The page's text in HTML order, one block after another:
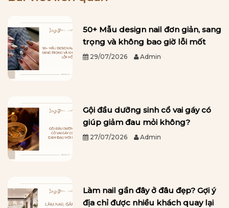
50+ Mẫu design nail đơn giản, sang
trọng và không bao giờ lỗi mốt
29/07/2026 Admin
Gội đầu dưỡng sinh cổ vai gáy có
giúp giảm đau mỏi không?
27/07/2026 Admin
Làm nail gần đây ở đâu đẹp? Gợi ý
địa chỉ được nhiều khách quay lại